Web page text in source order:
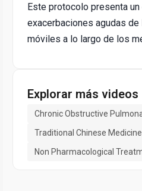
Este protocolo presenta
exacerbaciones agudas
móviles a lo largo de los
Explorar más videos
Chronic Obstructive
Traditional Chinese Medicine
Non Pharmacological